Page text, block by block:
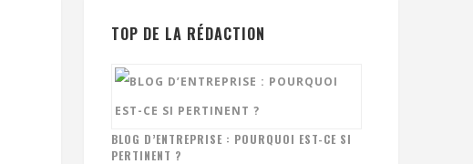
TOP DE LA RÉDACTION
BLOG D’ENTREPRISE : POURQUOI EST-CE SI
PERTINENT ?